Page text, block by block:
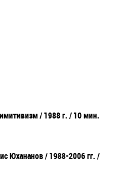
/ 1988 г. / 10 мин.
Юхананов / 1988-2006 гг. /